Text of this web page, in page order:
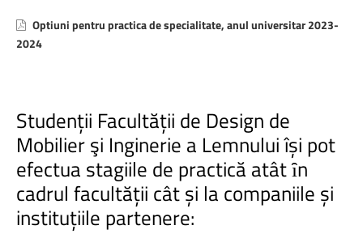
Optiuni pentru practica de specialitate, anul universitar 2023-
2024
Studenții Facultății de Design de
Mobilierşi Inginerie a Lemnuluiîși pot
efectua stagiile de practică atâtȋn
cadrul facultății câtși la companiile și
instituțiile partenere: